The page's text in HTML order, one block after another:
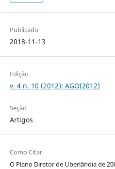
Publicado
2018-11-13
Edição
v. 4 n. 10 (2012): AGO(2012)
Seção
Artigos
Como Citar
O Plano Diretor de Uberlândia de